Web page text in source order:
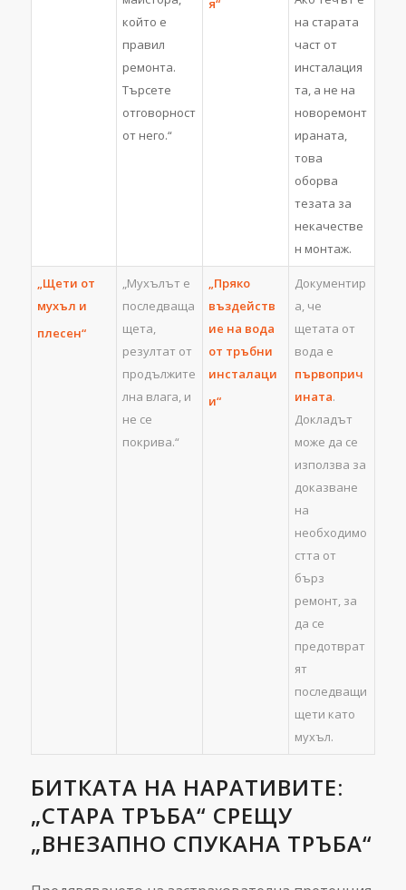
който е
правил
ремонта.
Търсете
отговорност
от него.“
я“
на старата
част от
инсталация
та, а не на
новоремонт
ираната,
това
оборва
тезата за
некачестве
н монтаж.
„Щети от
мухъл и
плесен“
„Мухълът е
последваща
щета,
резултат от
продължите
лна влага, и
не се
покрива.“
„Пряко
въздейств
ие на вода
от тръбни
инсталаци
и“
Документир
а, че
щетата от
вода е
първоприч
ината.
Докладът
може да се
използва за
доказване
на
необходимо
стта от
бърз
ремонт, за
да се
предотврат
ят
последващи
щети като
мухъл.
БИТКАТА НА НАРАТИВИТЕ:
„СТАРА ТРЪБА“ СРЕЩУ
„ВНЕЗАПНО СПУКАНА ТРЪБА“